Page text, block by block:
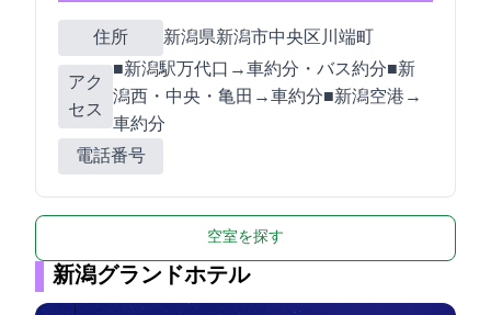
住所 新潟県新潟市中央区川端町6-53
アク
セス
■JR新潟駅(万代口)→車約5分・バス約7分■新
潟西IC・中央IC・亀田IC→車約15分■新潟空港→
車約20分
電話番号
空室を探す
新潟グランドホテル